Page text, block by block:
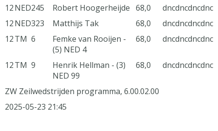
12NED245 Robert Hoogerheijde 68,0 dncdncdncdnc
12NED323 Matthijs Tak 68,0 dncdncdncdnc
12TM 6
Femke van Rooijen -
(5) NED 4
68,0 dncdncdncdnc
12TM 9
Henrik Hellman - (3)
NED 99
68,0 dncdncdncdnc
ZW Zeilwedstrijden programma, 6.00.02.00
2025-05-23 21:45